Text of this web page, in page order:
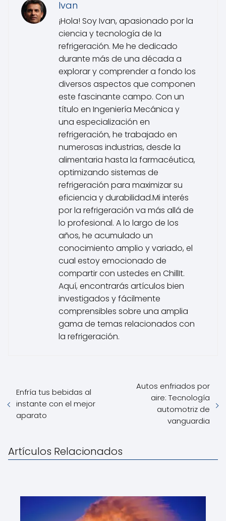
Ivan
¡Hola! Soy Ivan, apasionado por la
ciencia y tecnología de la
refrigeración. Me he dedicado
durante más de una década a
explorar y comprender a fondo los
diversos aspectos que componen
este fascinante campo. Con un
título en Ingeniería Mecánica y
una especialización en
refrigeración, he trabajado en
numerosas industrias, desde la
alimentaria hasta la farmacéutica,
optimizando sistemas de
refrigeración para maximizar su
eficiencia y durabilidad.Mi interés
por la refrigeración va más allá de
lo profesional. A lo largo de los
años, he acumulado un
conocimiento amplio y variado, el
cual estoy emocionado de
compartir con ustedes en ChillIt.
Aquí, encontrarás artículos bien
investigados y fácilmente
comprensibles sobre una amplia
gama de temas relacionados con
la refrigeración.
Enfría tus bebidas al
instante con el mejor
aparato
Autos enfriados por
aire: Tecnología
automotriz de
vanguardia
Artículos Relacionados